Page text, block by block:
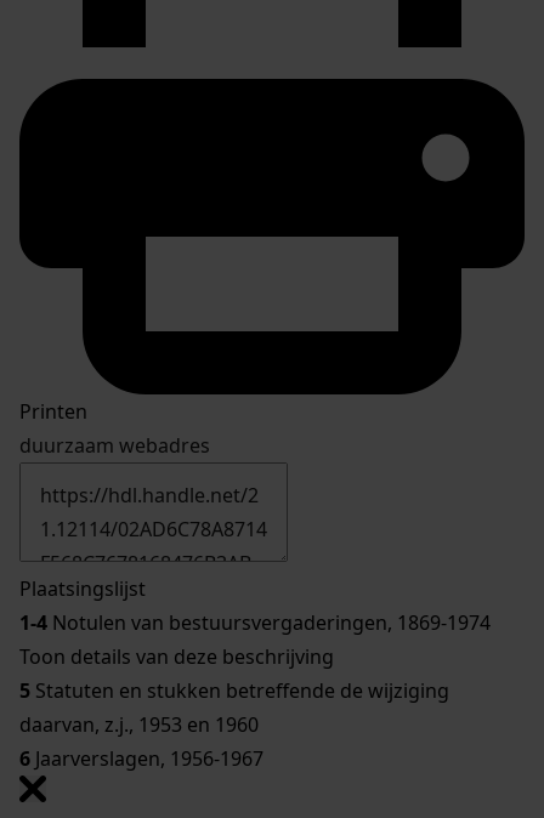
Printen
duurzaam webadres
Plaatsingslijst
1-4 Notulen van bestuursvergaderingen, 1869-1974
Toon details van deze beschrijving
5 Statuten en stukken betreffende de wijziging
daarvan, z.j., 1953 en 1960
6 Jaarverslagen, 1956-1967